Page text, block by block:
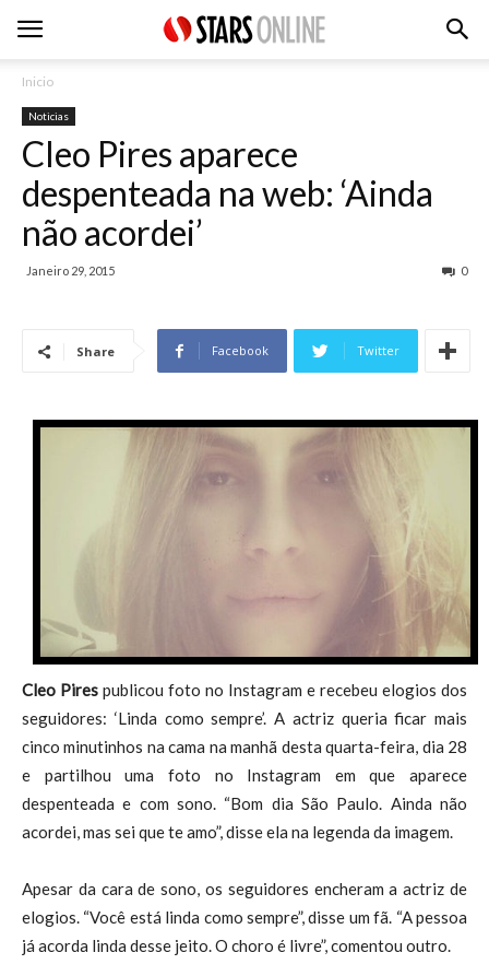
Inicio
Noticias
Cleo Pires aparece
despenteada na web: ‘Ainda
não acordei’
Janeiro 29, 2015 0
Share Facebook Twitter
Cleo Pires publicou foto no Instagram e recebeu elogios dos
seguidores: ‘Linda como sempre’. A actriz queria ficar mais
cinco minutinhos na cama na manhã desta quarta-feira, dia 28
e partilhou uma foto no Instagram em que aparece
despenteada e com sono. “Bom dia São Paulo. Ainda não
acordei, mas sei que te amo”, disse ela na legenda da imagem.
Apesar da cara de sono, os seguidores encheram a actriz de
elogios. “Você está linda como sempre”, disse um fã. “A pessoa
já acorda linda desse jeito. O choro é livre”, comentou outro.